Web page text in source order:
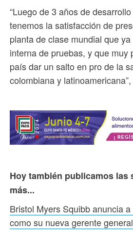
“Luego de 3 años de
tenemos la satisfacción de
planta de clase mundial que
interna de pruebas, y que muy
país dar un salto en pro de la
colombiana y
Hoy también publicamos las
más...
Bristol Myers Squibb anuncia
como su nueva gerente